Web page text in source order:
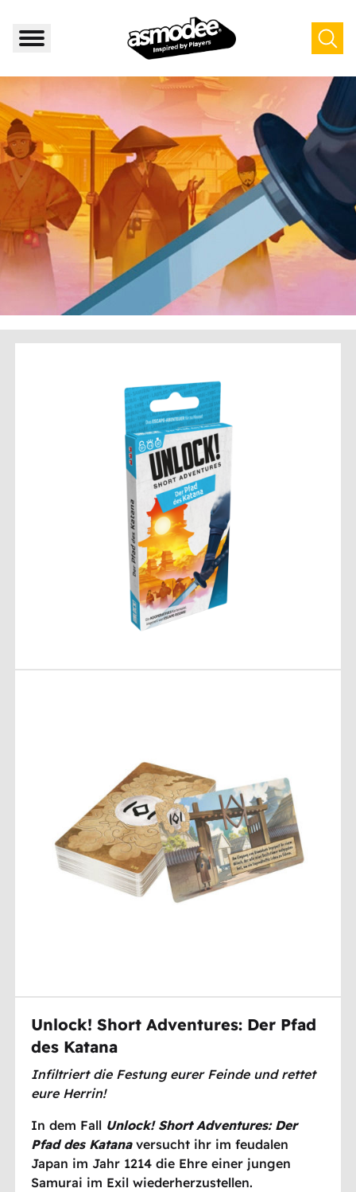
Unlock! Short Adventures: Der Pfad
des Katana
Infiltriert die Festung eurer Feinde und rettet
eure Herrin!
In dem Fall Unlock! Short Adventures: Der
Pfad des Katanaversucht ihr im feudalen
Japan im Jahr 1214 die Ehre einer jungen
Samurai im Exil wiederherzustellen.